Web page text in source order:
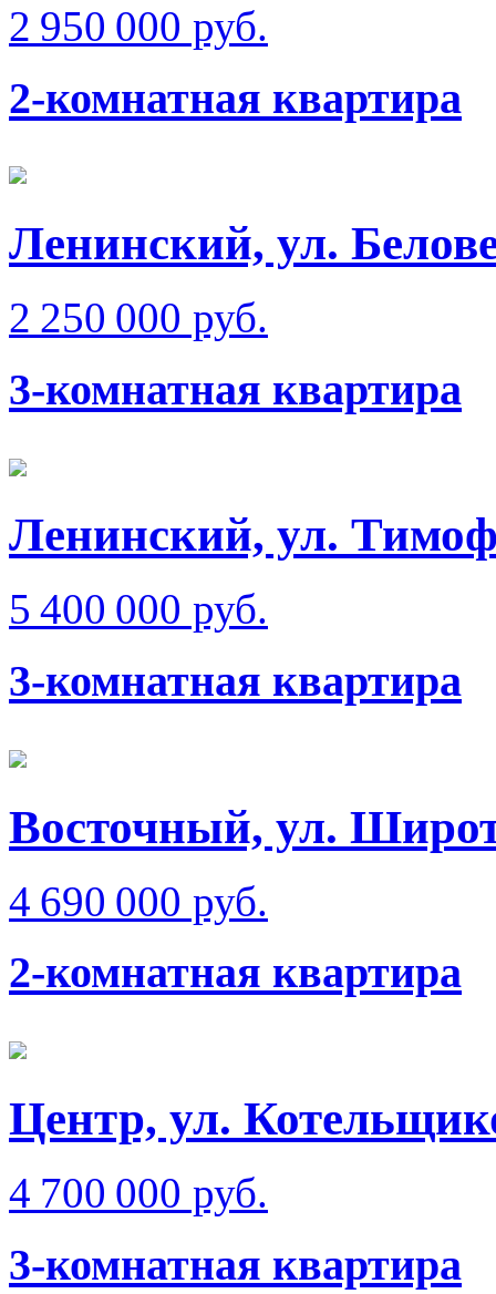
2 950 000 руб.
2-комнатная квартира
Ленинский, ул.
2 250 000 руб.
3-комнатная квартира
Ленинский, ул.
5 400 000 руб.
3-комнатная квартира
Восточный, ул.
4 690 000 руб.
2-комнатная квартира
Центр, ул.
4 700 000 руб.
3-комнатная квартира